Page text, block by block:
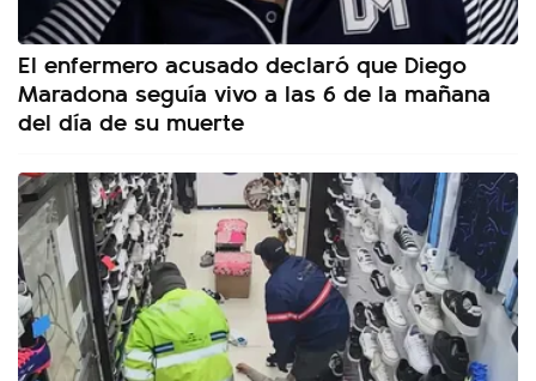
El enfermero acusado declaró que Diego
Maradona seguía vivo a las 6 de la mañana
del día de su muerte